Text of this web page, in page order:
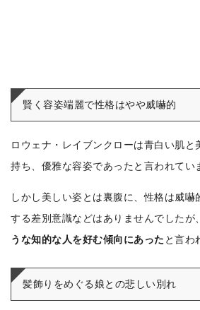
賢く容姿端麗で性格はやや威嚇的
ロウェナ・レイブンクローは青白い肌と
持ち、優雅な容姿であったと言われてい
しかし美しい姿とは裏腹に、性格は威嚇
する差別意識などはありませんでしたが、
うな知的な人を好む傾向にあった と言わ
髪飾りをめぐる娘との悲しい別れ